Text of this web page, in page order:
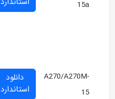
15a
A270/A270M-
15
دانلود
استاندارد